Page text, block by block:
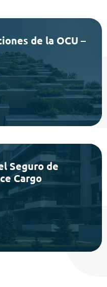
de la OCU –
Seguro de
Cargo